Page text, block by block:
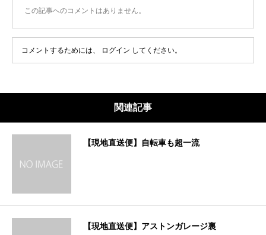
この記事へのコメントはありません。
コメントするためには、 ログイン してください。
関連記事
【現地直送便】自転車も超一流
【現地直送便】アストンガレージ裏